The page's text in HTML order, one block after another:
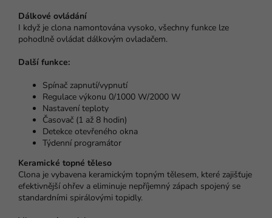
Dálkové ovládání
I když je clona namontována vysoko, všechny funkce lze
pohodlně ovládat dálkovým ovladačem.
Další funkce:
Spínač zapnutí/vypnutí
Regulace výkonu 0/1000 W/2000 W
Nastavení teploty
Časovač (1 až 8 hodin)
Detekce otevřeného okna
Týdenní programátor
Keramické topné těleso
Clona je vybavena keramickým topným tělesem, které zajišťuje
efektivnější ohřev a eliminuje nepříjemný zápach spojený se
standardními spirálovými topidly.